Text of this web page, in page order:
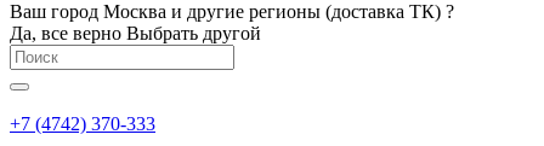
Ваш город Москва и другие регионы (доставка ТК) ?
Да, все верно Выбрать другой
+7 (4742) 370-333